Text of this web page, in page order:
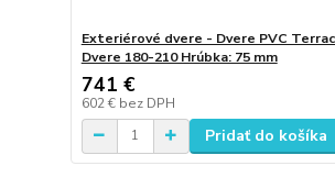
Exteriérové dvere - Dvere PVC
Dvere 180-210 Hrúbka: 75 mm
741 €
602 € bez DPH
Pridať do košíka